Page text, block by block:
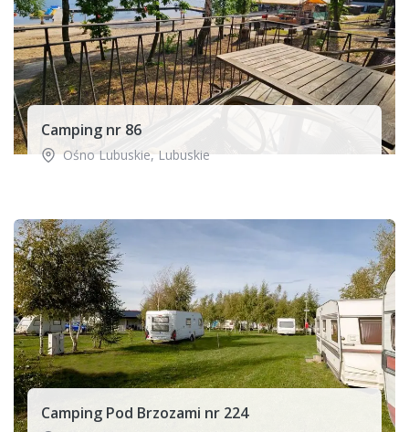
Camping nr 86
Ośno Lubuskie, Lubuskie
Camping Pod Brzozami nr 224